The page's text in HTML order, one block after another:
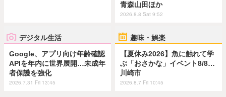
青森山田ほか
2026.8.8 Sat 9:52
デジタル生活
Google、アプリ向け年齢確認
APIを年内に世界展開…未成年
者保護を強化
2026.7.31 Fri 13:45
趣味・娯楽
【夏休み2026】魚に触れて学
ぶ「おさかな」イベント8/8…
川崎市
2026.8.7 Fri 10:45